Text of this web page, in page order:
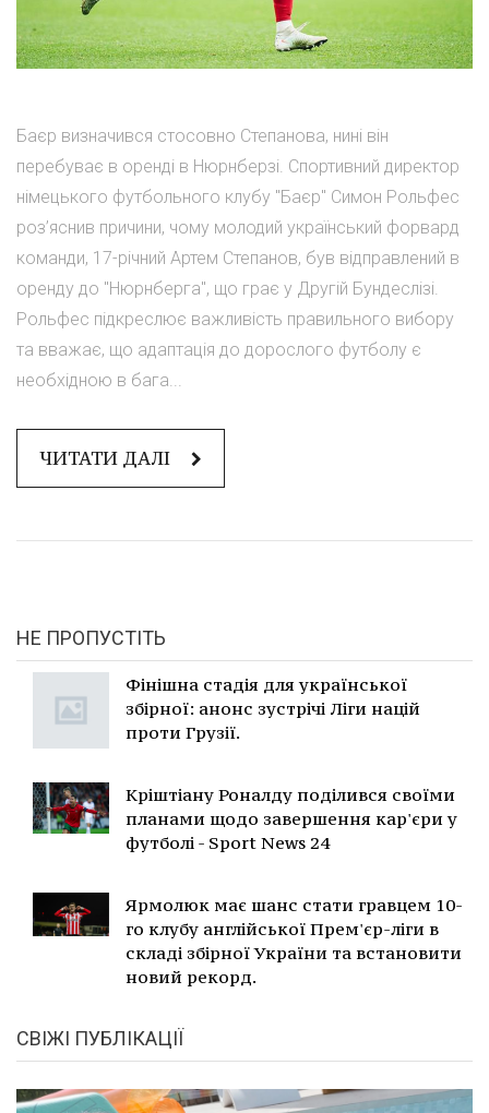
Баєр визначився стосовно Степанова, нині він
перебуває в оренді в Нюрнберзі. Спортивний директор
німецького футбольного клубу "Баєр" Симон Рольфес
роз’яснив причини, чому молодий український форвард
команди, 17-річний Артем Степанов, був відправлений в
оренду до "Нюрнберга", що грає у Другій Бундеслізі.
Рольфес підкреслює важливість правильного вибору
та вважає, що адаптація до дорослого футболу є
необхідною в бага...
ЧИТАТИ ДАЛІ
НЕ ПРОПУСТІТЬ
Фінішна стадія для української
збірної: анонс зустрічі Ліги націй
проти Грузії.
Кріштіану Роналду поділився своїми
планами щодо завершення кар'єри у
футболі - Sport News 24
Ярмолюк має шанс стати гравцем 10-
го клубу англійської Прем'єр-ліги в
складі збірної України та встановити
новий рекорд.
СВІЖІ ПУБЛІКАЦІЇ